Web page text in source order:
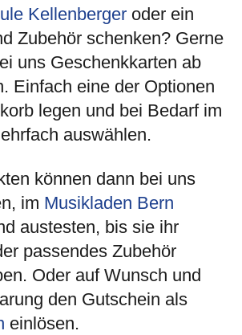
Kellenberger oder ein
Zubehör schenken? Gerne
uns Geschenkkarten ab
Einfach eine der Optionen
legen und bei Bedarf im
auswählen.
können dann bei uns
im Musikladen Bern
austesten, bis sie ihr
passendes Zubehör
Oder auf Wunsch und
den Gutschein als
einlösen.